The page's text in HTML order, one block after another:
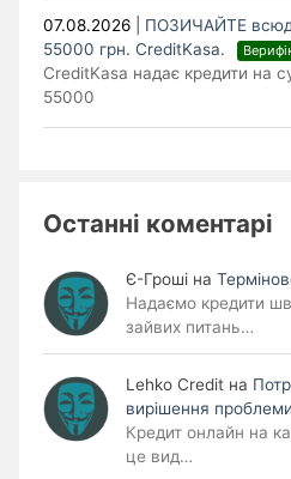
07.08.2026
ПОЗИЧАЙТЕ
55000 грн. CreditKasa.
CreditKasa надає кредити на
55000
Останні коментарі
Є-Гроші на
Надаємо кредити
зайвих питань…
Lehko Сredit на
вирішення
Кредит онлайн на
це вид…